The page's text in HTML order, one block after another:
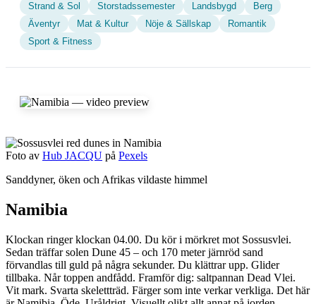
Strand & Sol Storstadssemester Landsbygd
Berg
Äventyr
Mat & Kultur Nöje & Sällskap
Romantik
Sport & Fitness
Foto av Hub JACQU på Pexels
Sanddyner, öken och Afrikas vildaste himmel
Namibia
Klockan ringer klockan 04.00. Du kör i mörkret mot Sossusvlei.
Sedan träffar solen Dune 45 – och 170 meter järnröd sand
förvandlas till guld på några sekunder. Du klättrar upp. Glider
tillbaka. Når toppen andfådd. Framför dig: saltpannan Dead Vlei.
Vit mark. Svarta skelettträd. Färger som inte verkar verkliga. Det här